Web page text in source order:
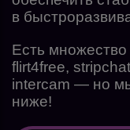
в
Есть множество
flirt4free,
intercam — но
ниже!